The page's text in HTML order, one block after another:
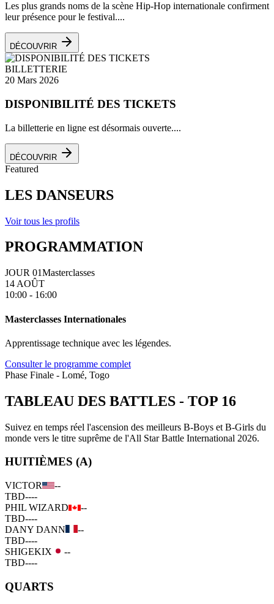
Les plus grands noms de la scène Hip-Hop internationale confirment
leur présence pour le festival....
DÉCOUVRIR
BILLETTERIE
20 Mars 2026
DISPONIBILITÉ DES TICKETS
La billetterie en ligne est désormais ouverte....
DÉCOUVRIR
Featured
LES DANSEURS
Voir tous les profils
PROGRAMMATION
JOUR 01Masterclasses
14 AOÛT
10:00 - 16:00
Masterclasses Internationales
Apprentissage technique avec les légendes.
Consulter le programme complet
Phase Finale - Lomé, Togo
TABLEAU DES BATTLES - TOP 16
Suivez en temps réel l'ascension des meilleurs B-Boys et B-Girls du
monde vers le titre suprême de l'All Star Battle International 2026.
HUITIÈMES (A)
VICTOR
--
TBD----
PHIL WIZARD
--
TBD----
DANY DANN
--
TBD----
SHIGEKIX
--
TBD----
QUARTS